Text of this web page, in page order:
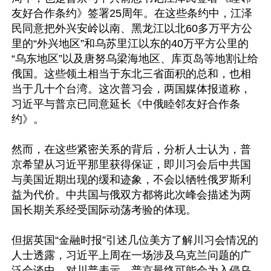
友好合作条约》签署25周年。在这些条约中，江泽
民同意把外兴安岭以南、黑龙江以北60多万平方公
里的“外兴地区”和乌苏里江以东的40万平方公里的
“乌东地区”以及唐努乌梁海地区、库页岛等地割让给
俄国。这些领土相当于东北三省面积的总和，也相
当于几十个台湾。这次普习会，两国媒体报道称，
习近平与普京已同意延长《中俄睦邻友好合作条
约》。
然而，在这些紧密关系的背后，分析人士认为，普
京希望从习近平那里获得保证，即川习会后中共国
与美国近期出现的缓和迹象，不会以牺牲俄罗斯利
益为代价。中共国与俄双方都将此次峰会描述为两
国长期关系经受国际动荡考验的体现。
但据英国“金融时报”引述几位美方了解川习会情况的
人士透露，习近平上周在一场涉及乌克兰问题的广